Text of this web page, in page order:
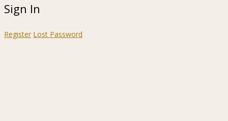
Sign In
Register Lost Password